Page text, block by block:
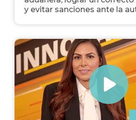
y evitar sanciones ante la